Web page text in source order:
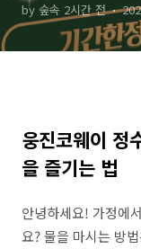
by 숲속 2시간 전
웅진코웨이 정
을 즐기는 법
안녕하세요! 가정에
요? 물을 마시는 방